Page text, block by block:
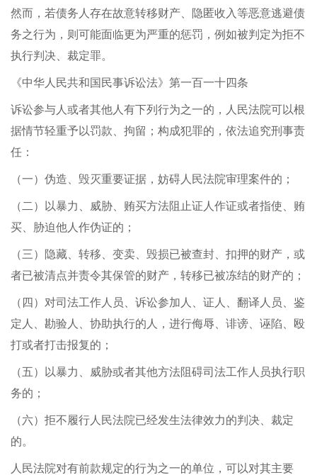
然而，若债务人存在故意转移财产、隐匿收入等恶意逃避债
务之行为，则可能面临更为严重的惩罚，例如被判定为拒不
执行判决、裁定罪。
《中华人民共和国民事诉讼法》第一百一十四条
诉讼参与人或者其他人有下列行为之一的，人民法院可以根
据情节轻重予以罚款、拘留；构成犯罪的，依法追究刑事责
任：
（一）伪造、毁灭重要证据，妨碍人民法院审理案件的；
（二）以暴力、威胁、贿买方法阻止证人作证或者指使、贿
买、胁迫他人作伪证的；
（三）隐藏、转移、变卖、毁损已被查封、扣押的财产，或
者已被清点并责令其保管的财产，转移已被冻结的财产的；
（四）对司法工作人员、诉讼参加人、证人、翻译人员、鉴
定人、勘验人、协助执行的人，进行侮辱、诽谤、诬陷、殴
打或者打击报复的；
（五）以暴力、威胁或者其他方法阻碍司法工作人员执行职
务的；
（六）拒不履行人民法院已经发生法律效力的判决、裁定
的。
人民法院对有前款规定的行为之一的单位，可以对其主要